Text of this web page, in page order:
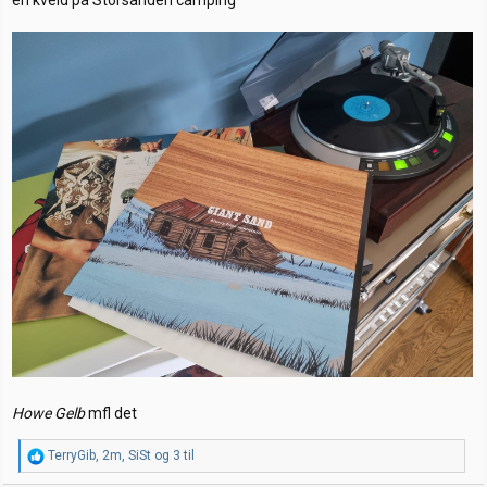
Howe Gelbmfl det
R
e
TerryGib, 2m, SiSt og 3 til